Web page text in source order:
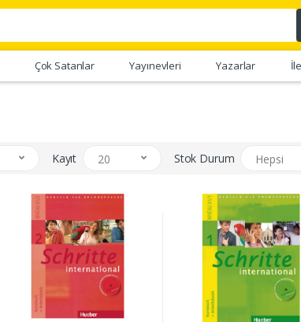
Çok Satanlar Yayınevleri Yazarlar
Kayıt 20 Stok Durum Hepsi